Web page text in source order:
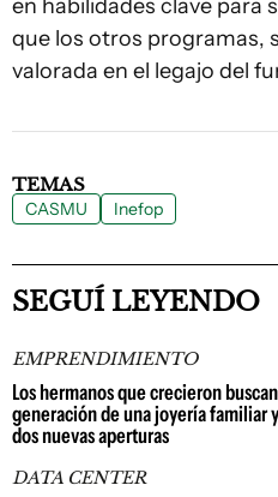
en habilidades clave para
que los otros programas,
valorada en el legajo del
TEMAS
CASMU Inefop
SEGUÍ LEYENDO
EMPRENDIMIENTO
Los hermanos que crecieron
generación de una joyería familiar
dos nuevas aperturas
DATA CENTER